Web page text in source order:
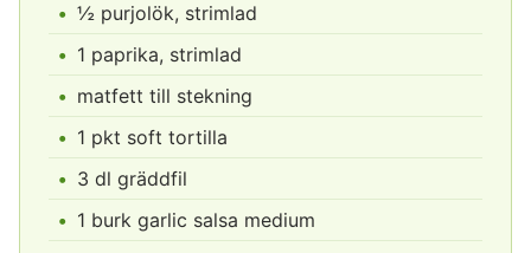
½ purjolök, strimlad
1 paprika, strimlad
matfett till stekning
1 pkt soft tortilla
3 dl gräddfil
1 burk garlic salsa medium